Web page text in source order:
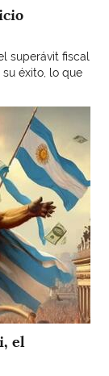
superávit fiscal
éxito, lo que
el